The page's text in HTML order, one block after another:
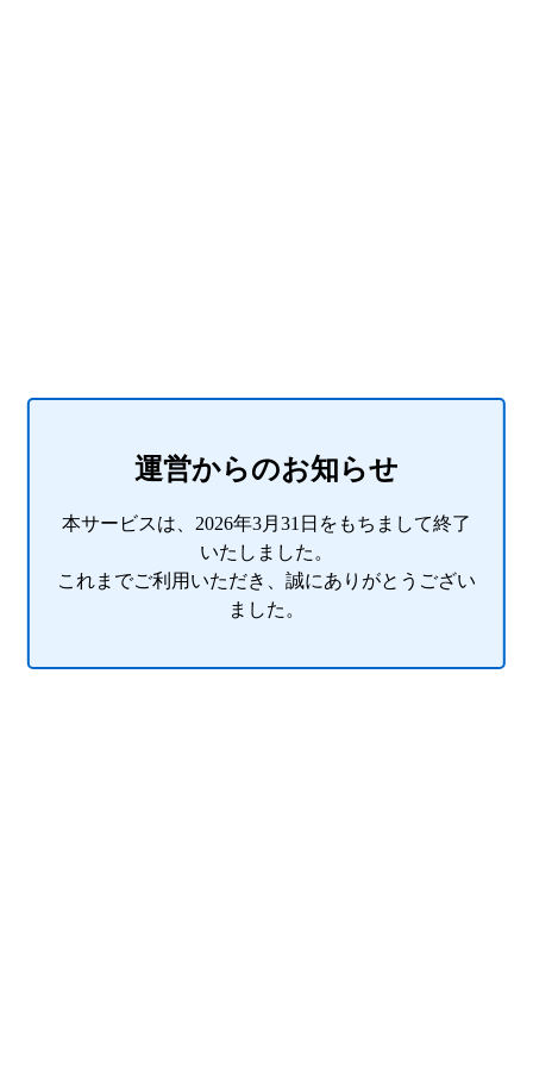
運営からのお知らせ
本サービスは、2026年3月31日をもちまして終了
いたしました。
これまでご利用いただき、誠にありがとうござい
ました。